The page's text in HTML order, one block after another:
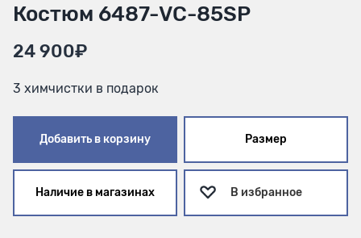
Костюм 6487-VC-85SP
24 900₽
3 химчистки в подарок
Добавить в корзину Размер
Наличие в магазинах В избранное